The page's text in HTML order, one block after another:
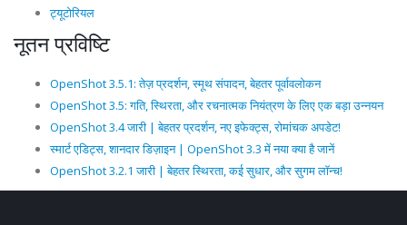
ट्यूटोरियल
नूतन प्रविष्टि
OpenShot 3.5.1: तेज़ प्रदर्शन, स्मूथ संपादन, बेहतर पूर्वावलोकन
OpenShot 3.5: गति, स्थिरता, और रचनात्मक नियंत्रण के लिए एक बड़ा उन्नयन
OpenShot 3.4 जारी | बेहतर प्रदर्शन, नए इफेक्ट्स, रोमांचक अपडेट!
स्मार्ट एडिट्स, शानदार डिज़ाइन | OpenShot 3.3 में नया क्या है जानें
OpenShot 3.2.1 जारी | बेहतर स्थिरता, कई सुधार, और सुगम लॉन्च!